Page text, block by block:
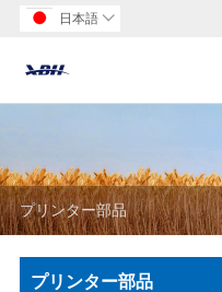
日本語 
プリンター部品
プリンター部品